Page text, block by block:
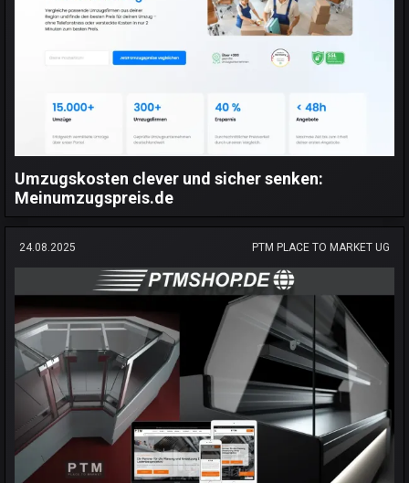
Umzugskosten clever und sicher senken:
Meinumzugspreis.de
24.08.2025 PTM PLACE TO MARKET UG